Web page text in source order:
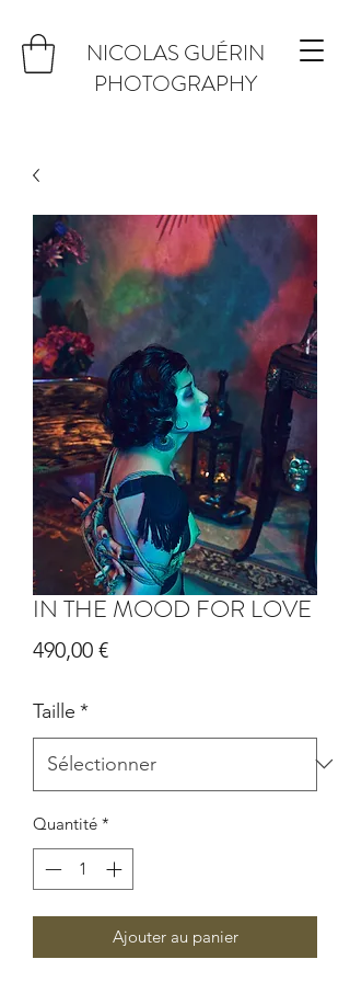
NICOLAS GUÉRIN
PHOTOGRAPHY
IN THE MOOD FOR LOVE
490,00 €Prix
Taille *
Quantité *
Ajouter au panier